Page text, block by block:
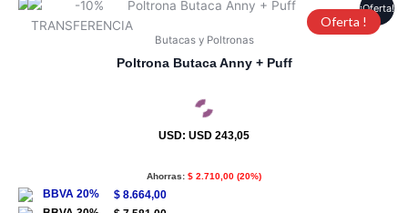
¡Oferta!
Oferta !
Butacas y Poltronas
Poltrona Butaca Anny + Puff
USD: USD 243,05
Ahorras: $ 2.710,00 (20%)
$ 8.664,00